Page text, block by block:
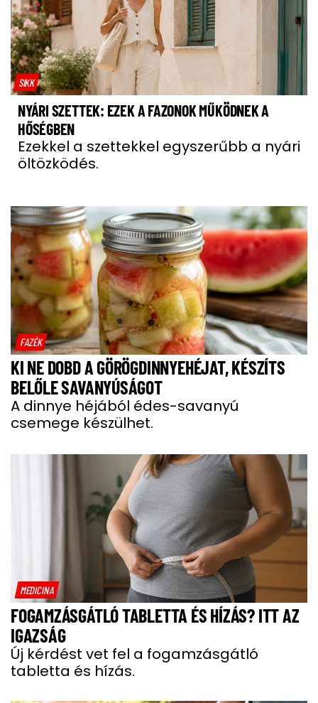
SIKK
NYÁRI SZETTEK: EZEK A FAZONOK MŰKÖDNEK A
HŐSÉGBEN
Ezekkel a szettekkel egyszerűbb a nyári
öltözködés.
FAZÉK
KI NE DOBD A GÖRÖGDINNYEHÉJAT, KÉSZÍTS
BELŐLE SAVANYÚSÁGOT
A dinnye héjából édes-savanyú
csemege készülhet.
MEDICINA
FOGAMZÁSGÁTLÓ TABLETTA ÉS HÍZÁS? ITT AZ
IGAZSÁG
Új kérdést vet fel a fogamzásgátló
tabletta és hízás.